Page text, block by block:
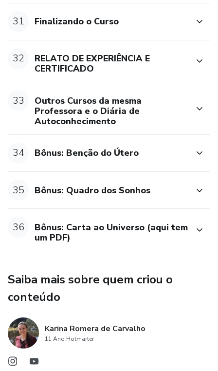
31 Finalizando o Curso
32
RELATO DE EXPERIÊNCIA E
CERTIFICADO
33
Outros Cursos da mesma
Professora e o Diária de
Autoconhecimento
34 Bônus: Benção do Útero
35 Bônus: Quadro dos Sonhos
36
Bônus: Carta ao Universo (aqui tem
um PDF)
Saiba mais sobre quem criou o
conteúdo
Karina Romera de Carvalho
11 Ano Hotmarter